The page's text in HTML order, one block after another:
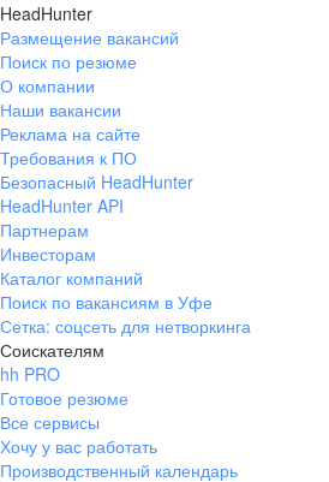
HeadHunter
Размещение вакансий
Поиск по резюме
О компании
Наши вакансии
Реклама на сайте
Требования к ПО
Безопасный HeadHunter
HeadHunter API
Партнерам
Инвесторам
Каталог компаний
Поиск по вакансиям в Уфе
Сетка: соцсеть для нетворкинга
Соискателям
hh PRO
Готовое резюме
Все сервисы
Хочу у вас работать
Производственный календарь